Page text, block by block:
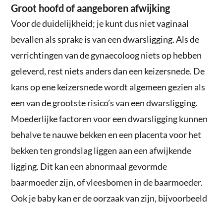
Groot hoofd of aangeboren afwijking
Voor de duidelijkheid; je kunt dus niet vaginaal
bevallen als sprake is van een dwarsligging. Als de
verrichtingen van de gynaecoloog niets op hebben
geleverd, rest niets anders dan een keizersnede. De
kans op ene keizersnede wordt algemeen gezien als
een van de grootste risico’s van een dwarsligging.
Moederlijke factoren voor een dwarsligging kunnen
behalve te nauwe bekken en een placenta voor het
bekken ten grondslag liggen aan een afwijkende
ligging. Dit kan een abnormaal gevormde
baarmoeder zijn, of vleesbomen in de baarmoeder.
Ook je baby kan er de oorzaak van zijn, bijvoorbeeld